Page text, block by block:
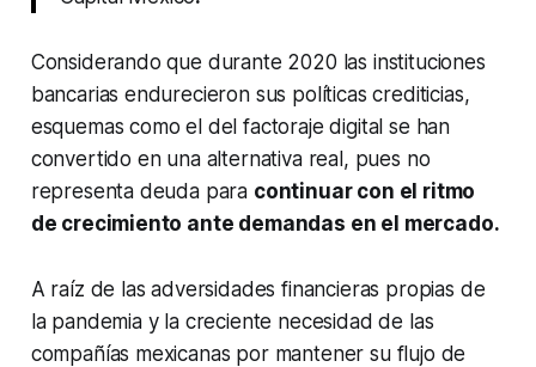
Considerando que durante 2020 las instituciones
bancarias endurecieron sus políticas crediticias,
esquemas como el del factoraje digital se han
convertido en una alternativa real, pues no
representa deuda para continuar con el ritmo
de crecimiento ante demandas en el mercado.
A raíz de las adversidades financieras propias de
la pandemia y la creciente necesidad de las
compañías mexicanas por mantener su flujo de